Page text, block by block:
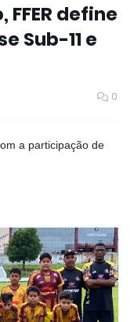
define
Sub-11 e
0
a participação de